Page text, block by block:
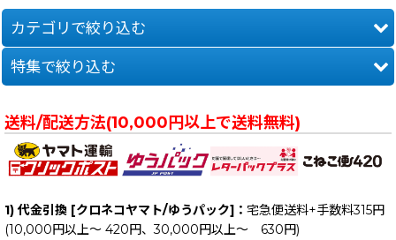
カテゴリで絞り込む
Fat Wreck Chords
Asian Man Records
Crack Sick Classic
Graffiti
特集で絞り込む
MELODIC | POP PUNK
SKA | SKA PUNK
MIXTURE
送料/配送方法(10,000円以上で送料無料)
1) 代金引換 [クロネコヤマト/ゆうパック]： 宅急便送料+手数料315円
(10,000円以上～ 420円、30,000円以上～ 630円)